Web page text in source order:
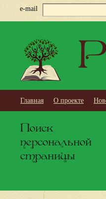
e-mail
Главная О проекте
Поиск
персональной
страницы